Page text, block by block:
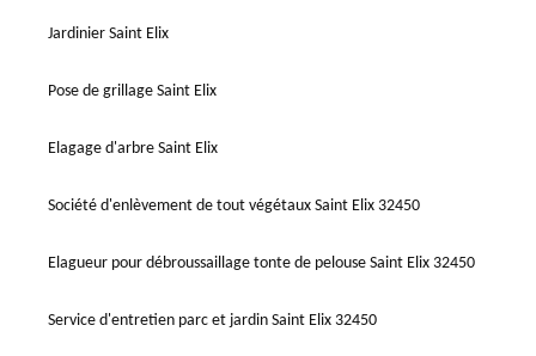
Jardinier Saint Elix
Pose de grillage Saint Elix
Elagage d'arbre Saint Elix
Société d'enlèvement de tout végétaux Saint Elix 32450
Elagueur pour débroussaillage tonte de pelouse Saint Elix 32450
Service d'entretien parc et jardin Saint Elix 32450